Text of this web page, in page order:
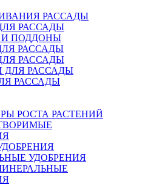
РАССАДЫ
РАССАДЫ
И ПОДДОНЫ
РАССАДЫ
РАССАДЫ
ДЛЯ РАССАДЫ
РАССАДЫ
РОСТА РАСТЕНИЙ
УДОБРЕНИЯ